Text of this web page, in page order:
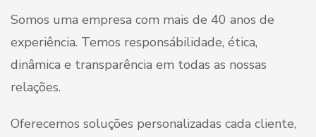
Somos uma empresa com mais de 40 anos de
experiência. Temos responsábilidade, ética,
dinâmica e transparência em todas as nossas
relações.
Oferecemos soluções personalizadas cada cliente,